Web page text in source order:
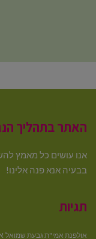
האתר בתהליך
אנו עושים כל מאמץ
בבעיה אנא פנה אלינו!
תגיות
אולפנת אמי"ת גבעת שמואל